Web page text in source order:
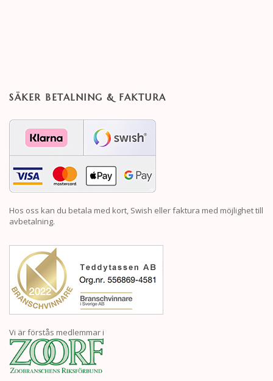
SÄKER BETALNING & FAKTURA
Hos oss kan du betala med kort, Swish eller faktura med möjlighet till
avbetalning.
Vi är förstås medlemmar i